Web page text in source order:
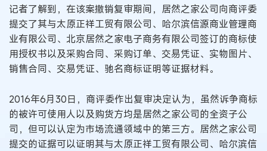
记者了解到，在该案撤销复审期间，居然之家公司向商评委
提交了其与太原正祥工贸有限公司、哈尔滨信源商业管理商
业有限公司、北京居然之家电子商务有限公司签订的商标使
用授权书以及采购合同、采购订单、交易凭证、实物图片、
销售合同、交易凭证、驰名商标证明等证据材料。
2016年6月30日，商评委作出复审决定认为，虽然诉争商标
的被许可使用人以及购货方均是居然之家公司的全资子公
司，但可以认定为市场流通领域中的第三方。居然之家公司
提交的证据可以证明其与太原正祥工贸有限公司、哈尔滨信